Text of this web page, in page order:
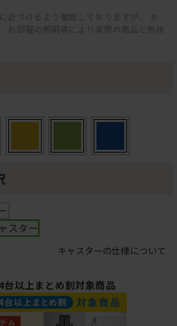
近づけるよう徹底しておりますが、 お
お部屋の照明等により実際の商品と色味
スター
キャスターの仕様について
以上まとめ割対象商品